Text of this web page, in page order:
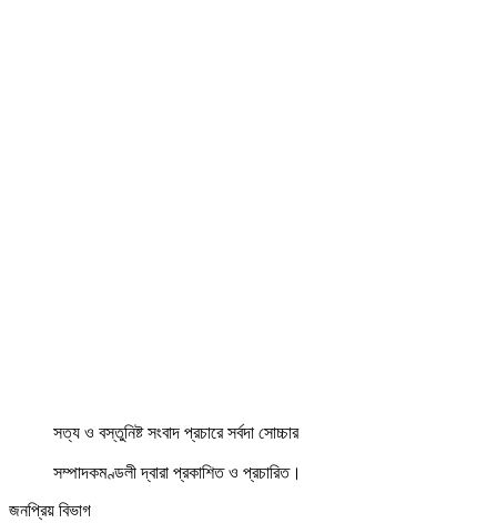
সত্য ও বস্তুনিষ্ট সংবাদ প্রচারে সর্বদা সোচ্চার
সম্পাদকমণ্ডলী দ্বারা প্রকাশিত ও প্রচারিত।
জনপ্রিয় বিভাগ